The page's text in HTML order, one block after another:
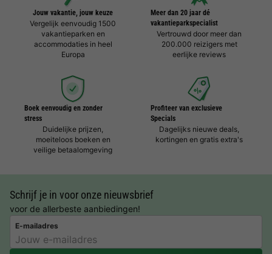
Jouw vakantie, jouw keuze
Vergelijk eenvoudig 1500
vakantieparken en
accommodaties in heel
Europa
Meer dan 20 jaar dé
vakantieparkspecialist
Vertrouwd door meer dan
200.000 reizigers met
eerlijke reviews
Boek eenvoudig en zonder
stress
Duidelijke prijzen,
moeiteloos boeken en
veilige betaalomgeving
Profiteer van exclusieve
Specials
Dagelijks nieuwe deals,
kortingen en gratis extra's
Schrijf je in voor onze nieuwsbrief
voor de allerbeste aanbiedingen!
E-mailadres